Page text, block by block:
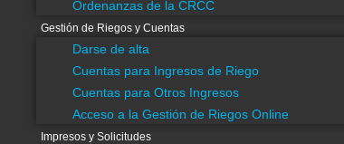
Ordenanzas de la CRCC
Gestión de Riegos y Cuentas
Darse de alta
Cuentas para Ingresos de Riego
Cuentas para Otros Ingresos
Acceso a la Gestión de Riegos Online
Impresos y Solicitudes
Search
Información General
Información C.R.C.C.
Estructura Agraria